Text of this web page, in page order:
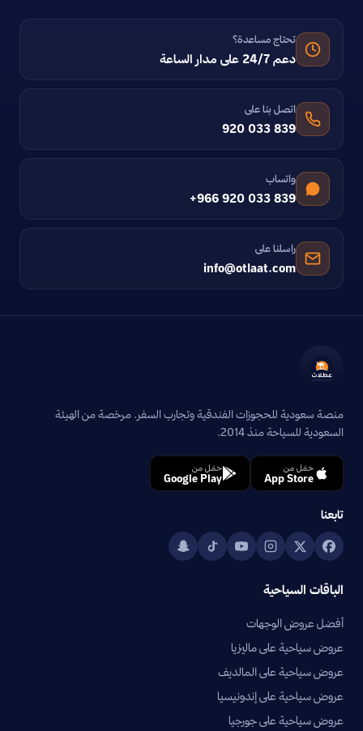
تحتاج مساعدة؟
دعم 24/7 على مدار الساعة
اتصل بنا على
920 033 839
واتساب
+966 920 033 839
راسلنا على
info@otlaat.com
منصة سعودية للحجوزات الفندقية وتجارب السفر. مرخصة من الهيئة
السعودية للسياحة منذ 2014.
حمّل من
App Store
حمّل من
Google Play
تابعنا
الباقات السياحية
أفضل عروض الوجهات
عروض سياحية على ماليزيا
عروض سياحية على المالديف
عروض سياحية على إندونيسيا
عروض سياحية على جورجيا